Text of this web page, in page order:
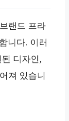
랜드 프라
니다. 이러
디자인,
져 있습니